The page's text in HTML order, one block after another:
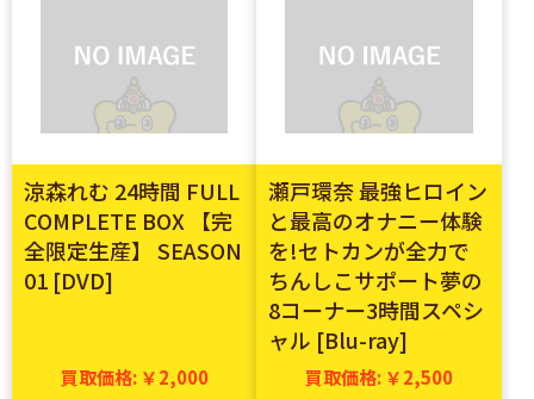
涼森れむ 24時間 FULL
COMPLETE BOX 【完
全限定生産】 SEASON
01 [DVD]
買取価格: ￥2,000
瀬戸環奈 最強ヒロイン
と最高のオナニー体験
を!セトカンが全力で
ちんしこサポート夢の
8コーナー3時間スペシ
ャル [Blu-ray]
買取価格: ￥2,500